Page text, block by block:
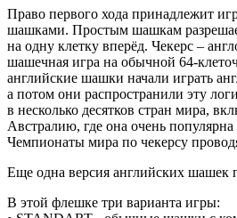
Право первого хода принадлежит
шашками. Простым шашкам
на одну клетку вперёд. Чекерс –
шашечная игра на обычной 64-
английские шашки начали играть
а потом они распространили эту
в несколько десятков стран мира,
Австралию, где она очень
Чемпионаты мира по чекерсу
Еще одна версия английских шашек
В этой флешке три варианта игры: